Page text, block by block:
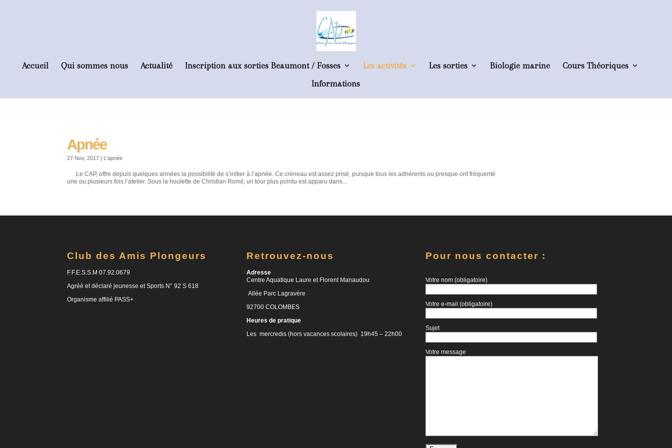
Accueil Qui sommes nous Actualité Inscription aux sorties Beaumont / Fosses Les activités Les sorties Biologie marine
Cours Théoriques
Informations
Apnée
27 Nov, 2017 | L'apnée
Le CAP, offre depuis quelques années la possibilité de s’initier à l’apnée. Ce créneau est assez prisé, puisque tous les adhérents ou presque ont fréquenté
une ou plusieurs fois l’atelier. Sous la houlette de Christian Romil, un tour plus pointu est apparu dans...
Club des Amis Plongeurs
F.F.E.S.S.M 07.92.0679
Agréé et déclaré jeunesse et Sports N° 92 S 618
Organisme affilié PASS+
Retrouvez-nous
Adresse
Centre Aquatique Laure et Florent Manaudou
Allée Parc Lagravère
92700 COLOMBES
Heures de pratique
Les mercredis (hors vacances scolaires) 19h45 – 22h00
Pour nous contacter :
Votre nom (obligatoire)
Votre e-mail (obligatoire)
Sujet
Votre message